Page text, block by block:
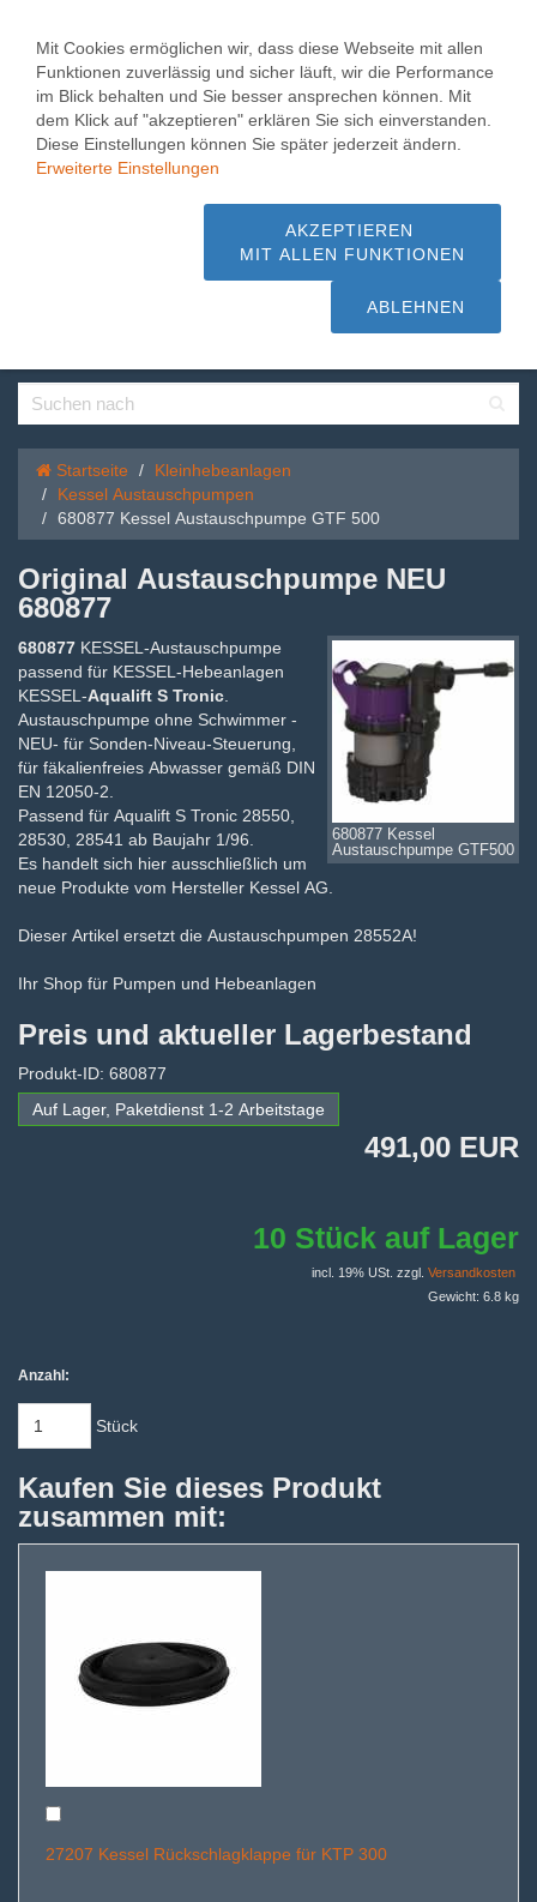
680877 Kessel
Austauschpumpe GTF
500
1.000 m² Pumpen + Hebeanlagen,
Beratung + Service - schnelle Lieferung
Startseite
Kleinhebeanlagen
Kessel Austauschpumpen
680877 Kessel Austauschpumpe GTF 500
Original Austauschpumpe NEU
680877
680877 Kessel
Austauschpumpe GTF500
680877 KESSEL-Austauschpumpe
passend für KESSEL-Hebeanlagen
KESSEL-Aqualift S Tronic
Austauschpumpe ohne Schwimmer -
NEU- für Sonden-Niveau-Steuerung,
für fäkalienfreies Abwasser gemäß DIN
EN 12050-2.
Passend für Aqualift S Tronic 28550,
28530, 28541 ab Baujahr 1/96.
Es handelt sich hier ausschließlich um
neue Produkte vom Hersteller Kessel AG.
Dieser Artikel ersetzt die Austauschpumpen 28552A!
Ihr Shop für Pumpen und Hebeanlagen
Preis und aktueller Lagerbestand
Produkt-ID: 680877
Auf Lager, Paketdienst 1-2 Arbeitstage
491,00 EUR
10 Stück auf Lager
incl. 19% USt. zzgl. Versandkosten
Gewicht: 6.8 kg
Anzahl:
Stück
Kaufen Sie dieses Produkt
zusammen mit:
27207 Kessel Rückschlagklappe für KTP 300
Mit Cookies ermöglichen wir, dass diese Webseite mit allen
Funktionen zuverlässig und sicher läuft, wir die Performance
im Blick behalten und Sie besser ansprechen können. Mit
dem Klick auf "akzeptieren" erklären Sie sich einverstanden.
Diese Einstellungen können Sie später jederzeit ändern.
Erweiterte Einstellungen
AKZEPTIEREN
MIT ALLEN FUNKTIONEN
ABLEHNEN